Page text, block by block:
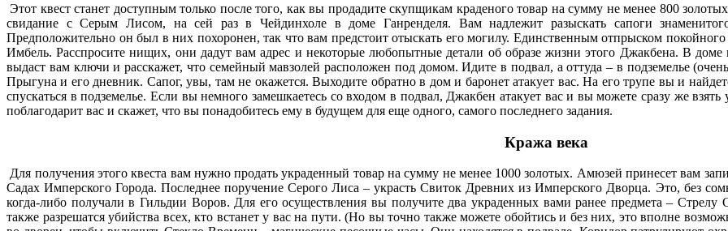
Этот квест станет доступным только после того, как вы продадите скупщикам краденого товар на сумму не менее 800
свидание с Серым Лисом, на сей раз в Чейдинхоле в доме Ганренделя. Вам надлежит разыскать сапоги
Предположительно он был в них похоронен, так что вам предстоит отыскать его могилу. Единственным отпрыском
Имбель. Расспросите нищих, они дадут вам адрес и некоторые любопытные детали об образе жизни этого Джакбена. В доме
выдаст вам ключи и расскажет, что семейный мавзолей расположен под домом. Идите в подвал, а оттуда – в подземелье
Прыгуна и его дневник. Сапог, увы, там не окажется. Выходите обратно в дом и баронет атакует вас. На его трупе вы и
спускаться в подземелье. Если вы немного замешкаетесь со входом в подвал, Джакбен атакует вас и вы можете сразу же
поблагодарит вас и скажет, что вы понадобитесь ему в будущем для еще одного, самого последнего задания.
Кража века
Для получения этого квеста вам нужно продать украденный товар на сумму не менее 1000 золотых. Амюзей принесет вам
Садах Имперского Города. Последнее поручение Серого Лиса – украсть Свиток Древних из Имперского Дворца. Это, без
когда-либо получали в Гильдии Воров. Для его осуществления вы получите два украденных вами ранее предмета –
также разрешатся убийства всех, кто встанет у вас на пути. (Но вы точно также можете обойтись и без них, это вполне